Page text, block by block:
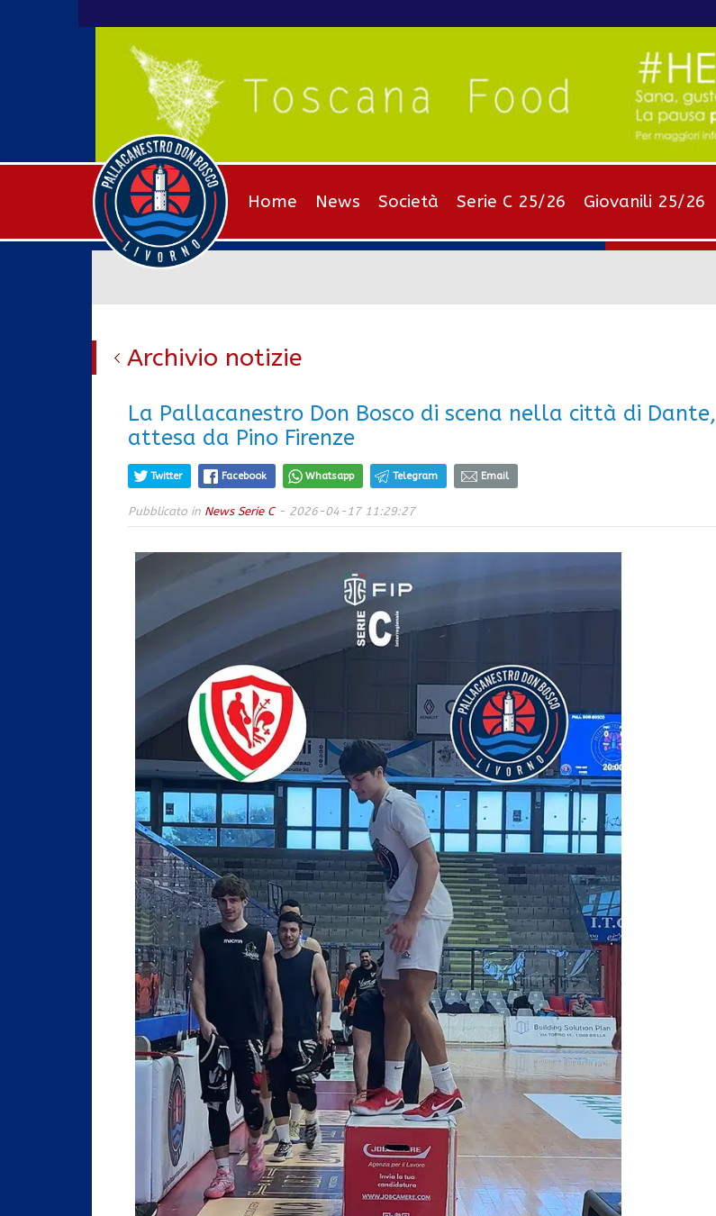
Home News Società Serie C 25/26 Giovanili 25/26
Archivio notizie
La Pallacanestro Don Bosco di scena nella città di Dante,
attesa da Pino Firenze
Twitter Facebook Whatsapp Telegram Email
Pubblicato in News Serie C- 2026-04-17 11:29:27